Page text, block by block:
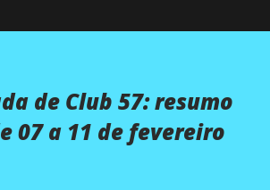
de Club 57: resumo
07 a 11 de fevereiro